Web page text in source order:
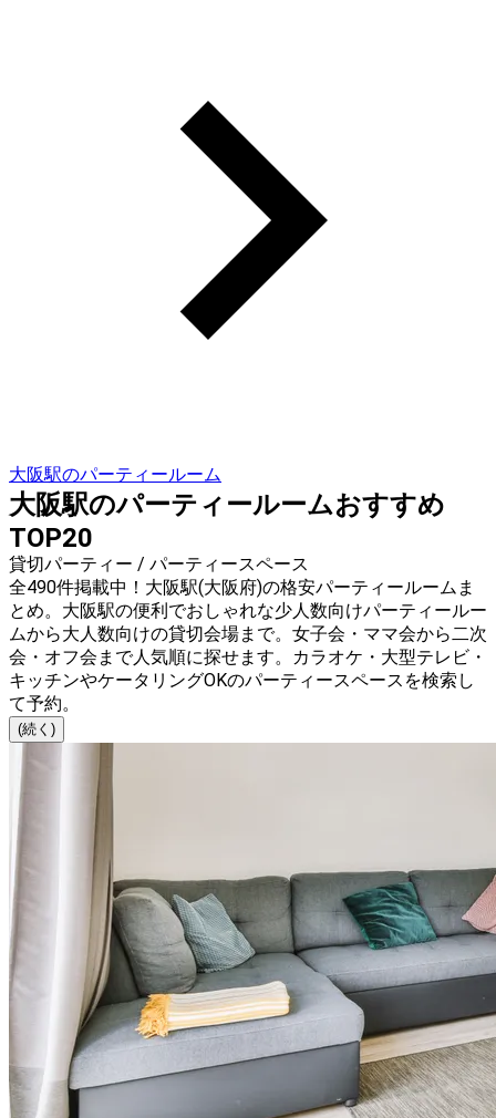
大阪駅のパーティールーム
大阪駅のパーティールームおすすめ
TOP20
貸切パーティー / パーティースペース
全490件掲載中！大阪駅(大阪府)の格安パーティールームま
とめ。大阪駅の便利でおしゃれな少人数向けパーティールー
ムから大人数向けの貸切会場まで。女子会・ママ会から二次
会・オフ会まで人気順に探せます。カラオケ・大型テレビ・
キッチンやケータリングOKのパーティースペースを検索し
て予約。
(続く)